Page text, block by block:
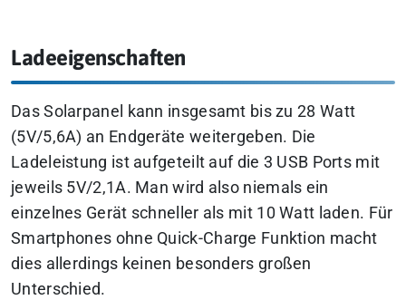
Ladeeigenschaften
Das Solarpanel kann insgesamt bis zu 28 Watt
(5V/5,6A) an Endgeräte weitergeben. Die
Ladeleistung ist aufgeteilt auf die 3 USB Ports mit
jeweils 5V/2,1A. Man wird also niemals ein
einzelnes Gerät schneller als mit 10 Watt laden. Für
Smartphones ohne Quick-Charge Funktion macht
dies allerdings keinen besonders großen
Unterschied.